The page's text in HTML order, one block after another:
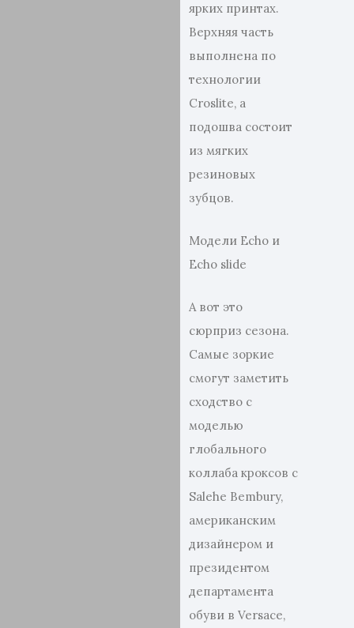
ярких принтах.
Верхняя часть
выполнена по
технологии
Croslite, а
подошва состоит
из мягких
резиновых
зубцов.
Модели Echo и
Echo slide
А вот это
сюрприз сезона.
Самые зоркие
смогут заметить
сходство с
моделью
глобального
коллаба кроксов с
Salehe Bembury,
американским
дизайнером и
президентом
департамента
обуви в Versace,